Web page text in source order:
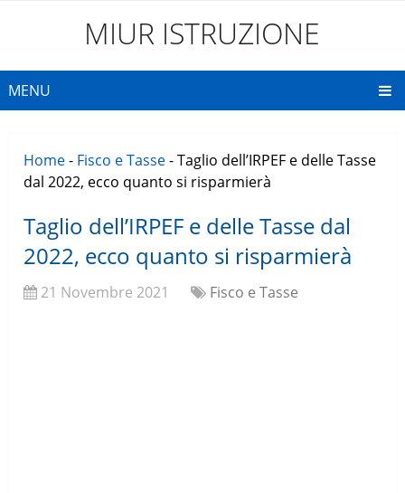
MIUR ISTRUZIONE
MENU
Home- Fisco e Tasse-Taglio dell’IRPEF e delle Tasse
dal 2022, ecco quanto si risparmierà
Taglio dell’IRPEF e delle Tasse dal
2022, ecco quanto si risparmierà
21 Novembre 2021 Fisco e Tasse